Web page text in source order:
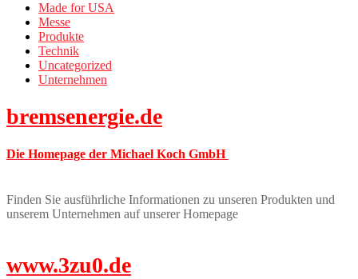
Made for USA
Messe
Produkte
Technik
Uncategorized
Unternehmen
bremsenergie.de
Die Homepage der Michael Koch GmbH
Finden Sie ausführliche Informationen zu unseren Produkten und
unserem Unternehmen auf unserer Homepage
www.3zu0.de